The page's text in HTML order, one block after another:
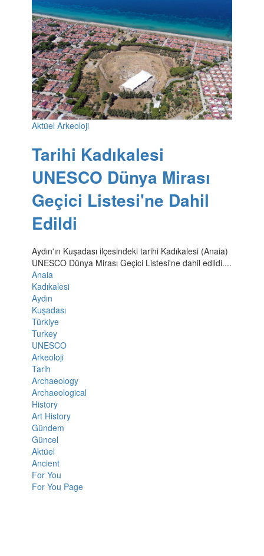
Aktüel Arkeoloji
Tarihi Kadıkalesi
UNESCO Dünya Mirası
Geçici Listesi'ne Dahil
Edildi
Aydın'ın Kuşadası ilçesindeki tarihi Kadıkalesi (Anaia)
UNESCO Dünya Mirası Geçici Listesi'ne dahil edildi....
Anaia
Kadıkalesi
Aydın
Kuşadası
Türkiye
Turkey
UNESCO
Arkeoloji
Tarih
Archaeology
Archaeological
History
Art History
Gündem
Güncel
Aktüel
Ancient
For You
For You Page